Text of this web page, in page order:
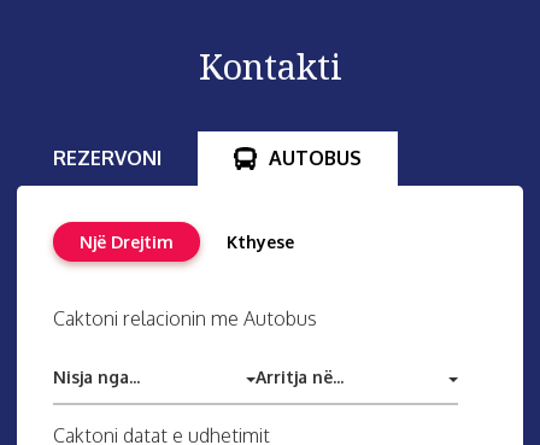
Kontakti
REZERVONI AUTOBUS
Një Drejtim Kthyese
Caktoni relacionin me Autobus
Nisja nga... Arritja në...
Caktoni datat e udhetimit